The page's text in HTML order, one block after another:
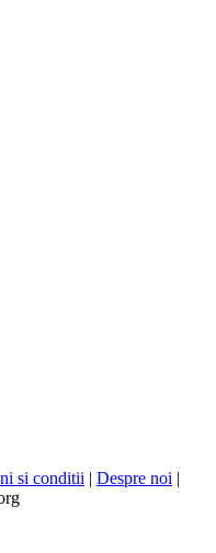
si conditii | Despre noi |